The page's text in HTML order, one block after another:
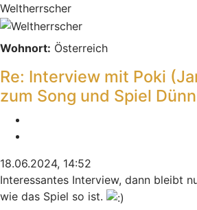
Weltherrscher
Wohnort: Österreich
Re: Interview mit Poki
zum Song und Spiel
18.06.2024, 14:52
Interessantes Interview, dann bleibt
wie das Spiel so ist.